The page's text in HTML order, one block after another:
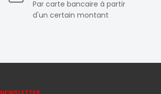
Par carte bancaire à partir
d'un certain montant